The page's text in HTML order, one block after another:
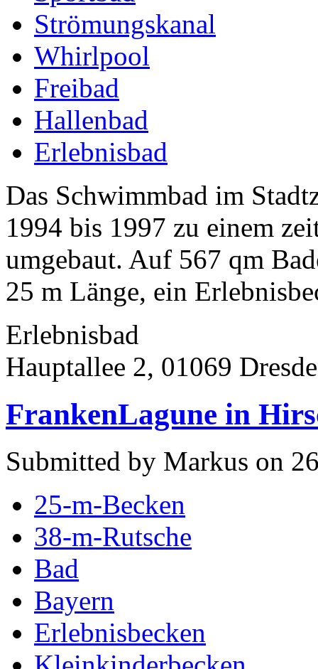
Strömungskanal
Whirlpool
Freibad
Hallenbad
Erlebnisbad
Das Schwimmbad im
1994 bis 1997 zu einem
umgebaut. Auf 567 qm
25 m Länge, ein
Erlebnisbad
Hauptallee 2, 01069
FrankenLagune in
Submitted by Markus on
25-m-Becken
38-m-Rutsche
Bad
Bayern
Erlebnisbecken